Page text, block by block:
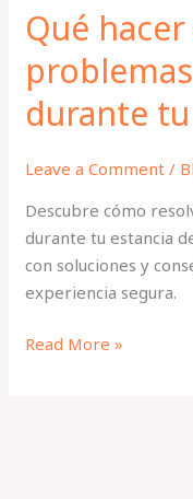
Qué
durante
Leave a Comment /
Descubre cómo
durante tu estancia
con soluciones y
experiencia segura.
tu
estancia
Read More »